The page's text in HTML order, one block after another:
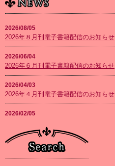
2026/08/05
2026年８月刊電子書籍配信のお知らせ
2026/06/04
2026年６月刊電子書籍配信のお知らせ
2026/04/03
2026年４月刊電子書籍配信のお知らせ
2026/02/05
2026/01/08
2026年１月刊電子書籍配信のお知らせ